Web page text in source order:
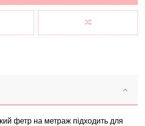
фетр на метраж підходить для